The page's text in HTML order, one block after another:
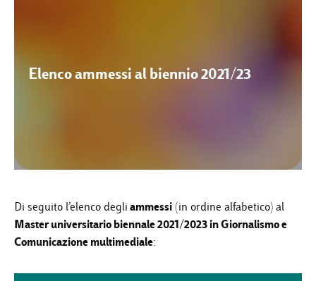
Elenco ammessi al biennio 2021/23
Di seguito l’elenco degliammessi(in ordine alfabetico) al
Master universitario biennale 2021/2023 in Giornalismo e
Comunicazione multimediale: